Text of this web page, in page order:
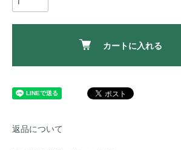
カートに入れる
返品について